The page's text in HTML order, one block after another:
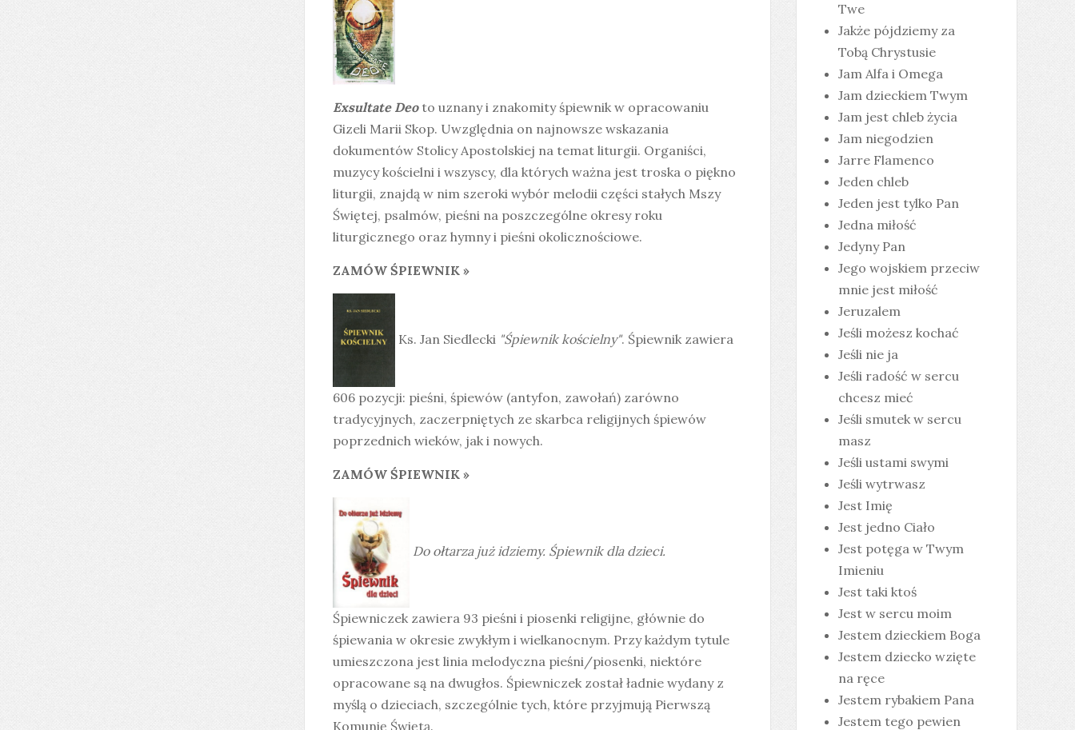
Exsultate Deo to uznany i znakomity śpiewnik w opracowaniu
Gizeli Marii Skop. Uwzględnia on najnowsze wskazania
dokumentów Stolicy Apostolskiej na temat liturgii. Organiści,
muzycy kościelni i wszyscy, dla których ważna jest troska o piękno
liturgii, znajdą w nim szeroki wybór melodii części stałych Mszy
Świętej, psalmów, pieśni na poszczególne okresy roku
liturgicznego oraz hymny i pieśni okolicznościowe.
ZAMÓW ŚPIEWNIK »
Ks. Jan Siedlecki "Śpiewnik kościelny". Śpiewnik zawiera
606 pozycji: pieśni, śpiewów (antyfon, zawołań) zarówno
tradycyjnych, zaczerpniętych ze skarbca religijnych śpiewów
poprzednich wieków, jak i nowych.
ZAMÓW ŚPIEWNIK »
Do ołtarza już idziemy. Śpiewnik dla dzieci.
Śpiewniczek zawiera 93 pieśni i piosenki religijne, głównie do
śpiewania w okresie zwykłym i wielkanocnym. Przy każdym tytule
umieszczona jest linia melodyczna pieśni/piosenki, niektóre
opracowane są na dwugłos. Śpiewniczek został ładnie wydany z
myślą o dzieciach, szczególnie tych, które przyjmują Pierwszą
Komunię Świętą.
Twe
Jakże pójdziemy za
Tobą Chrystusie
Jam Alfa i Omega
Jam dzieckiem Twym
Jam jest chleb życia
Jam niegodzien
Jarre Flamenco
Jeden chleb
Jeden jest tylko Pan
Jedna miłość
Jedyny Pan
Jego wojskiem przeciw
mnie jest miłość
Jeruzalem
Jeśli możesz kochać
Jeśli nie ja
Jeśli radość w sercu
chcesz mieć
Jeśli smutek w sercu
masz
Jeśli ustami swymi
Jeśli wytrwasz
Jest Imię
Jest jedno Ciało
Jest potęga w Twym
Imieniu
Jest taki ktoś
Jest w sercu moim
Jestem dzieckiem Boga
Jestem dziecko wzięte
na ręce
Jestem rybakiem Pana
Jestem tego pewien